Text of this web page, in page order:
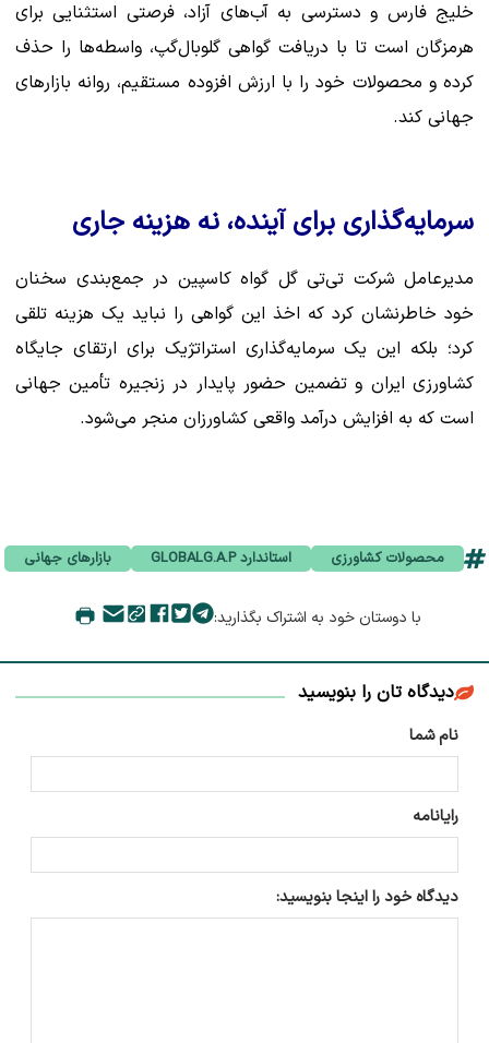
خلیج فارس و دسترسی به آب‌های آزاد، فرصتی استثنایی برای
هرمزگان است تا با دریافت گواهی گلوبال‌گپ، واسطه‌ها را حذف
کرده و محصولات خود را با ارزش افزوده مستقیم، روانه بازارهای
جهانی کند.
سرمایه‌گذاری برای آینده، نه هزینه جاری
مدیرعامل شرکت تی‌تی گل گواه کاسپین در جمع‌بندی سخنان
خود خاطرنشان کرد که اخذ این گواهی را نباید یک هزینه تلقی
کرد؛ بلکه این یک سرمایه‌گذاری استراتژیک برای ارتقای جایگاه
کشاورزی ایران و تضمین حضور پایدار در زنجیره تأمین جهانی
است که به افزایش درآمد واقعی کشاورزان منجر می‌شود.
محصولات کشاورزی استاندارد GLOBALG.A.P بازارهای جهانی
با دوستان خود به اشتراک بگذارید:
دیدگاه تان را بنویسید
نام شما
رایانامه
دیدگاه خود را اینجا بنویسید: